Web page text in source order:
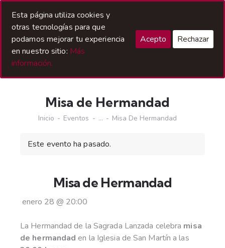
Misa de Hermandad
Inicio Eventos ... Misa De Hermandad
Este evento ha pasado.
Misa de Hermandad
enero 28 @ 20:00
La Hermandad de la Sagrada Lanzada celebra misa
de hermandad en la Iglesia de San Martín a las
Esta página utiliza cookies y
otras tecnologías para que
podamos mejorar tu experiencia
en nuestro sitio: Más
información.
Acepto Rechazar